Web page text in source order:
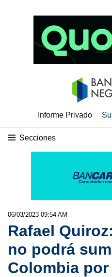
Informe Privado
Secciones
06/03/2023 09:54 AM
Rafael
no podrá
Colombia